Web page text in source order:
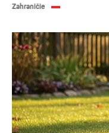
Zahraničie